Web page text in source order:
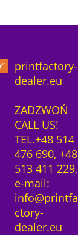
printfactory-
dealer.eu
ZADZWOŃ
CALL US!
TEL.+48 514
476 690, +48
513 411 229,
e-mail:
info@printfa
ctory-
dealer.eu